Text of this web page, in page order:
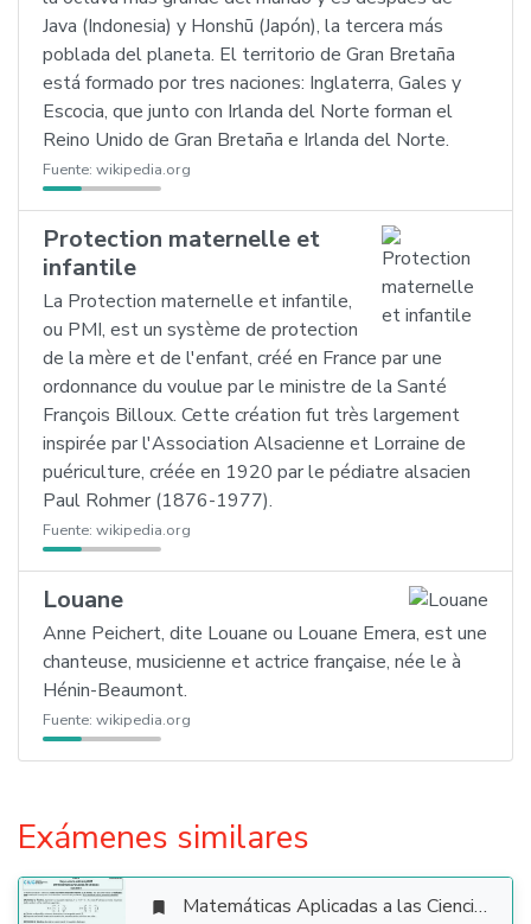
Java (Indonesia) y Honshū (Japón), la tercera más
poblada del planeta. El territorio de Gran Bretaña
está formado por tres naciones: Inglaterra, Gales y
Escocia, que junto con Irlanda del Norte forman el
Reino Unido de Gran Bretaña e Irlanda del Norte.
Fuente: wikipedia.org
Protection maternelle et
infantile
La Protection maternelle et infantile,
ou PMI, est un système de protection
de la mère et de l'enfant, créé en France par une
ordonnance du voulue par le ministre de la Santé
François Billoux. Cette création fut très largement
inspirée par l'Association Alsacienne et Lorraine de
puériculture, créée en 1920 par le pédiatre alsacien
Paul Rohmer (1876-1977).
Fuente: wikipedia.org
Louane
Anne Peichert, dite Louane ou Louane Emera, est une
chanteuse, musicienne et actrice française, née le à
Hénin-Beaumont.
Fuente: wikipedia.org
Exámenes similares
 Matemáticas Aplicadas a las Ciencias Sociales